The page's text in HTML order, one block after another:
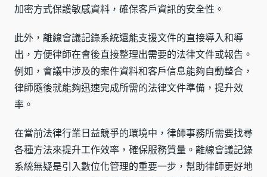
加密方式保護敏感資料，確保客戶資訊的安全性。
此外，離線會議記錄系統還能支援文件的直接導入和導
出，方便律師在會後直接整理出需要的法律文件或報告。
例如，會議中涉及的案件資料和客戶信息能夠自動整合，
律師隨後就能夠迅速完成所需的法律文件準備，提升效
率。
在當前法律行業日益競爭的環境中，律師事務所需要找尋
各種方法來提升工作效率，確保服務質量。離線會議記錄
系統無疑是引入數位化管理的重要一步，幫助律師更好地